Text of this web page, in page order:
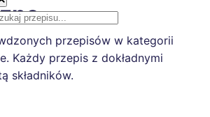
przepisów w kategorii
Każdy przepis z dokładnymi
składników.